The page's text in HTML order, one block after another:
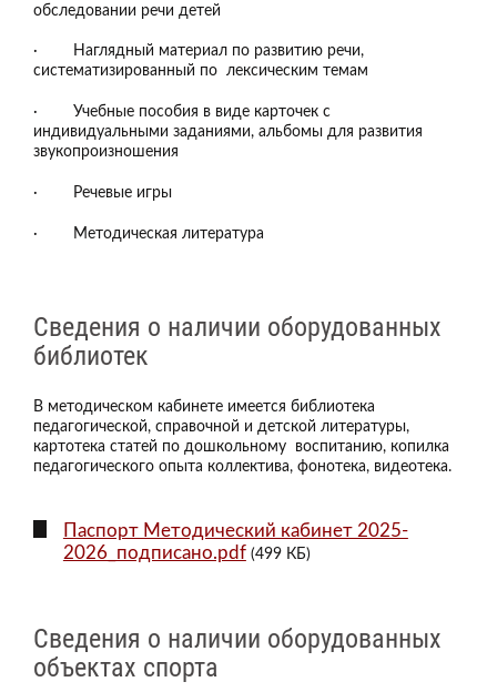
обследовании речи детей
· Наглядный материал по развитию речи,
систематизированный по лексическим темам
· Учебные пособия в виде карточек с
индивидуальными заданиями, альбомы для развития
звукопроизношения
· Речевые игры
· Методическая литература
Сведения о наличии оборудованных
библиотек
В методическом кабинете имеется библиотека
педагогической, справочной и детской литературы,
картотека статей по дошкольному воспитанию, копилка
педагогического опыта коллектива, фонотека, видеотека.
Паспорт Методический кабинет 2025-
2026_подписано.pdf (499 КБ)
Сведения о наличии оборудованных
объектах спорта